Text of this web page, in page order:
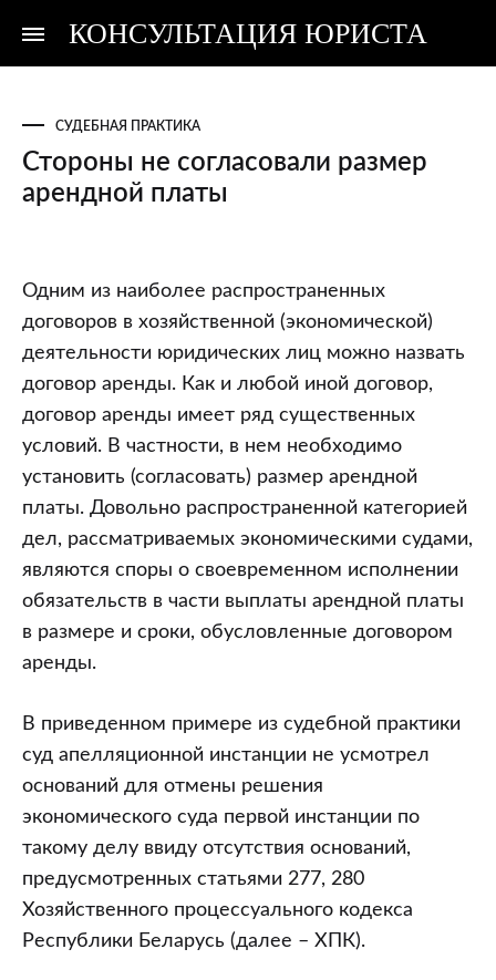
КОНСУЛЬТАЦИЯ ЮРИСТА
Консультация
Консультация
СУДЕБНАЯ ПРАКТИКА
Стороны не согласовали размер
арендной платы
Стороны
не
согласовали
размер
арендной
платы
Одним из наиболее распространенных
договоров в хозяйственной (экономической)
деятельности юридических лиц можно назвать
договор аренды. Как и любой иной договор,
договор аренды имеет ряд существенных
условий. В частности, в нем необходимо
установить (согласовать) размер арендной
платы. Довольно распространенной категорией
дел, рассматриваемых экономическими судами,
являются споры о своевременном исполнении
обязательств в части выплаты арендной платы
в размере и сроки, обусловленные договором
аренды.
В приведенном примере из судебной практики
суд апелляционной инстанции не усмотрел
оснований для отмены решения
экономического суда первой инстанции по
такому делу ввиду отсутствия оснований,
предусмотренных статьями 277, 280
Хозяйственного процессуального кодекса
Республики Беларусь (далее – ХПК).